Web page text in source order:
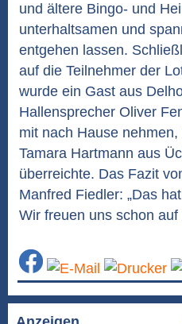
und ältere Bingo- und
unterhaltsamen und
entgehen lassen.
auf die Teilnehmer der
wurde ein Gast aus
Hallensprecher Oliver
mit nach Hause
Tamara Hartmann aus
überreichte. Das Fazit
Manfred Fiedler: „Das
Wir freuen uns schon